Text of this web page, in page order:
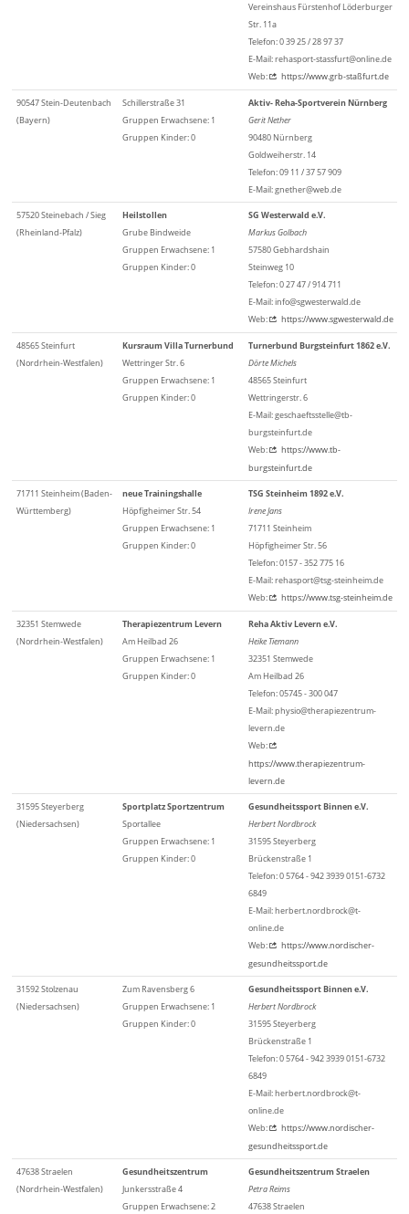
Vereinshaus Fürstenhof Löderburger
Str. 11a
Telefon: 0 39 25 / 28 97 37
E-Mail: rehasport-stassfurt@online.de
Web:
https://www.grb-staßfurt.de
90547 Stein-Deutenbach
(Bayern)
Schillerstraße 31
Gruppen Erwachsene: 1
Gruppen Kinder: 0
Aktiv- Reha-Sportverein Nürnberg
Gerit Nether
90480 Nürnberg
Goldweiherstr. 14
Telefon: 09 11 / 37 57 909
E-Mail: gnether@web.de
57520 Steinebach / Sieg
(Rheinland-Pfalz)
Heilstollen
Grube Bindweide
Gruppen Erwachsene: 1
Gruppen Kinder: 0
SG Westerwald e.V.
Markus Golbach
57580 Gebhardshain
Steinweg 10
Telefon: 0 27 47 / 914 711
E-Mail: info@sgwesterwald.de
Web:
https://www.sgwesterwald.de
48565 Steinfurt
(Nordrhein-Westfalen)
Kursraum Villa Turnerbund
Wettringer Str. 6
Gruppen Erwachsene: 1
Gruppen Kinder: 0
Turnerbund Burgsteinfurt 1862 e.V.
Dörte Michels
48565 Steinfurt
Wettringerstr. 6
E-Mail: geschaeftsstelle@tb-
burgsteinfurt.de
Web:
https://www.tb-
burgsteinfurt.de
71711 Steinheim (Baden-
Württemberg)
neue Trainingshalle
Höpfigheimer Str. 54
Gruppen Erwachsene: 1
Gruppen Kinder: 0
TSG Steinheim 1892 e.V.
Irene Jans
71711 Steinheim
Höpfigheimer Str. 56
Telefon: 0157 - 352 775 16
E-Mail: rehasport@tsg-steinheim.de
Web:
https://www.tsg-steinheim.de
32351 Stemwede
(Nordrhein-Westfalen)
Therapiezentrum Levern
Am Heilbad 26
Gruppen Erwachsene: 1
Gruppen Kinder: 0
Reha Aktiv Levern e.V.
Heike Tiemann
32351 Stemwede
Am Heilbad 26
Telefon: 05745 - 300 047
E-Mail: physio@therapiezentrum-
levern.de
Web:
https://www.therapiezentrum-
levern.de
31595 Steyerberg
(Niedersachsen)
Sportplatz Sportzentrum
Sportallee
Gruppen Erwachsene: 1
Gruppen Kinder: 0
Gesundheitssport Binnen e.V.
Herbert Nordbrock
31595 Steyerberg
Brückenstraße 1
Telefon: 0 5764 - 942 3939 0151-6732
6849
E-Mail: herbert.nordbrock@t-
online.de
Web:
https://www.nordischer-
gesundheitssport.de
31592 Stolzenau
(Niedersachsen)
Zum Ravensberg 6
Gruppen Erwachsene: 1
Gruppen Kinder: 0
Gesundheitssport Binnen e.V.
Herbert Nordbrock
31595 Steyerberg
Brückenstraße 1
Telefon: 0 5764 - 942 3939 0151-6732
6849
E-Mail: herbert.nordbrock@t-
online.de
Web:
https://www.nordischer-
gesundheitssport.de
47638 Straelen
(Nordrhein-Westfalen)
Gesundheitszentrum
Junkersstraße 4
Gruppen Erwachsene: 2
Gesundheitszentrum Straelen
Petra Reims
47638 Straelen